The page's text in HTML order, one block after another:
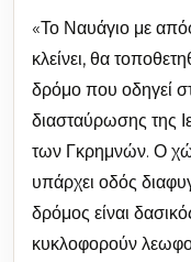
«Το Ναυάγιο με
κλείνει, θα
δρόμο που οδηγεί
διασταύρωσης της
των Γκρημνών. Ο
υπάρχει οδός
δρόμος είναι
κυκλοφορούν